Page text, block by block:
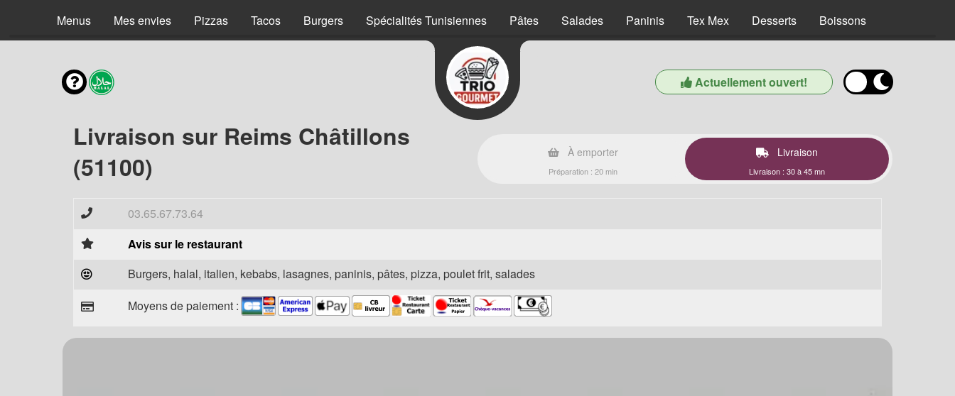
Menus Mes envies Pizzas Tacos Burgers Spécialités Tunisiennes Pâtes Salades Paninis Tex Mex Desserts Boissons
Actuellement ouvert!
Livraison sur Reims Châtillons
(51100)
À emporter
Préparation : 20 min
Livraison
Livraison : 30 à 45 mn
03.65.67.73.64
Avis sur le restaurant
Burgers, halal, italien, kebabs, lasagnes, paninis, pâtes, pizza, poulet frit, salades
Moyens de paiement :